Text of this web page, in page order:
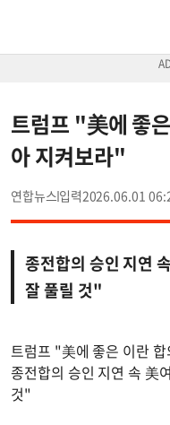
트럼프 "美에 좋
아 지켜보라"
연합뉴스 2026.06.01
종전합의 승인 지연
잘 풀릴 것"
트럼프 "美에 좋은 이란
종전합의 승인 지연 속 美
것"